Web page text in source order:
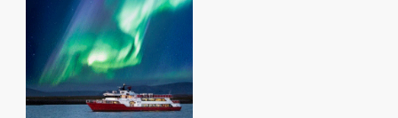
북유럽/아이슬란드
발틱/아이슬란드 연계